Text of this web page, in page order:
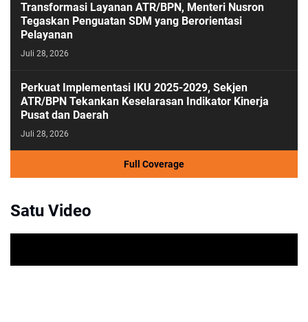
Transformasi Layanan ATR/BPN, Menteri Nusron
Tegaskan Penguatan SDM yang Berorientasi
Pelayanan
Juli 28, 2026
Perkuat Implementasi IKU 2025-2029, Sekjen
ATR/BPN Tekankan Keselarasan Indikator Kinerja
Pusat dan Daerah
Juli 28, 2026
Full Coverage
Satu Video